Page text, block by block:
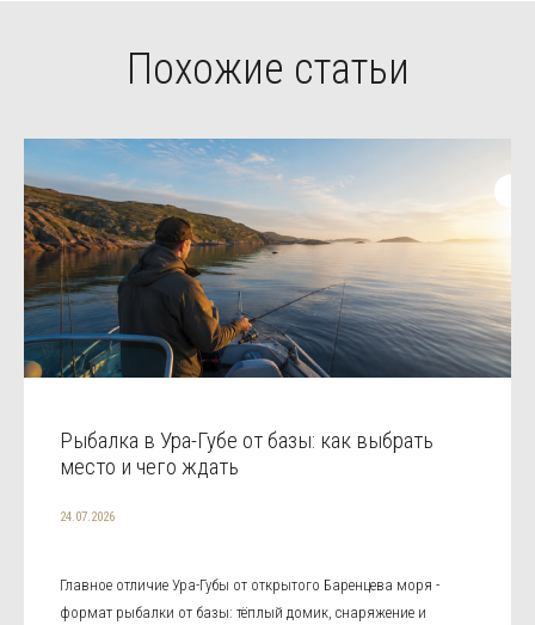
Похожие статьи
Рыбалка в Ура-Губе от базы: как выбрать
место и чего ждать
24.07.2026
Главное отличие Ура-Губы от открытого Баренцева моря -
формат рыбалки от базы: тёплый домик, снаряжение и